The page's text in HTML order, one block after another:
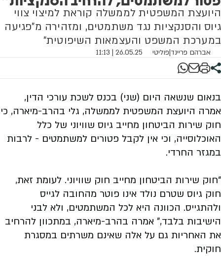
היועצת המשפטית לממשלה קוראת למיצוי צווי
גיוס והסנקציות נגד משתמטים, ומזהירה מ"פגיעה
במערכת המשפט והעצמאות השיפוטית"
אברהם פריינד|פוליטי 26.05.25 | 11:13
בנאום שנשאה היום (שני) בכנס לשכת עורכי הדין,
אמרה היועצת המשפטית לממשלה, גלי בהרב-מיארה, כי
חוק שירות הביטחון מחייב גיוס שוויוני של כלל
האוכלוסייה, וכי אין לקבל פטורים למשתמטים - לרבות
במגזר החרדי.
“חוק שירות הביטחון מחייב חוק שוויוני. לעומת זאת,
חוק גיוס שטרם נולד אינו פוטר מהחובה לגייס
ולהתגייס. הכוונה היא לכל המשתמטים, ולא לבני
הישיבות בלבד,” אמרה בהרב-מיארה, במתכוון להרחיב
את האחריות גם על אלה שאינם משרתים במסגרת
חוקית.